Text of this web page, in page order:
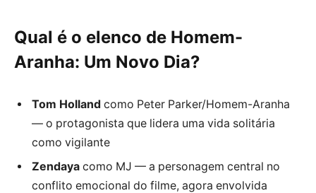
Qual é o elenco de Homem-
Aranha: Um Novo Dia?
Tom Holland como Peter Parker/Homem-Aranha
— o protagonista que lidera uma vida solitária
como vigilante
Zendaya como MJ — a personagem central no
conflito emocional do filme, agora envolvida